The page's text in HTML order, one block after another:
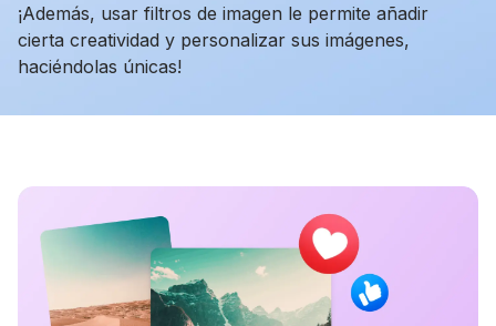
¡Además, usar filtros de imagen le permite añadir
cierta creatividad y personalizar sus imágenes,
haciéndolas únicas!